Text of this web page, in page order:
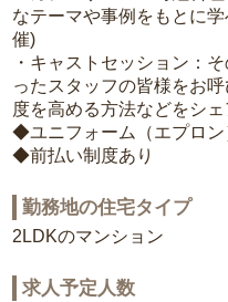
なテーマや事例をもとに
催)
・キャストセッション：
ったスタッフの皆様をお
度を高める方法などをシ
◆ユニフォーム（エプロン
◆前払い制度あり
勤務地の住宅タイプ
2LDKのマンション
求人予定人数